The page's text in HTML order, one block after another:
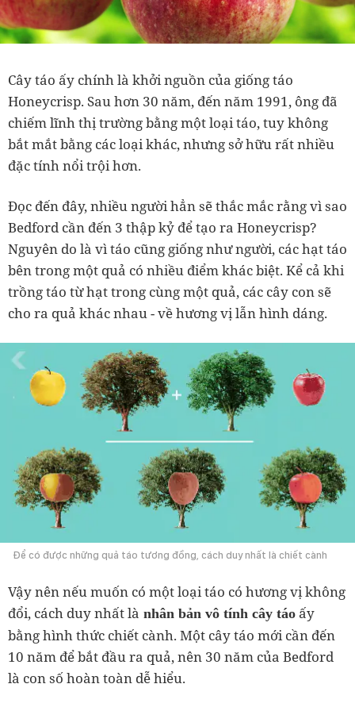
Cây táo ấy chính là khởi nguồn của giống táo
Honeycrisp. Sau hơn 30 năm, đến năm 1991, ông đã
chiếm lĩnh thị trường bằng một loại táo, tuy không
bắt mắt bằng các loại khác, nhưng sở hữu rất nhiều
đặc tính nổi trội hơn.
Đọc đến đây, nhiều người hẳn sẽ thắc mắc rằng vì sao
Bedford cần đến 3 thập kỷ để tạo ra Honeycrisp?
Nguyên do là vì táo cũng giống như người, các hạt táo
bên trong một quả có nhiều điểm khác biệt. Kể cả khi
trồng táo từ hạt trong cùng một quả, các cây con sẽ
cho ra quả khác nhau - về hương vị lẫn hình dáng.
Để có được những quả táo tương đồng, cách duy nhất là chiết cành
Vậy nên nếu muốn có một loại táo có hương vị không
đổi, cách duy nhất là nhân bản vô tính cây táo ấy
bằng hình thức chiết cành. Một cây táo mới cần đến
10 năm để bắt đầu ra quả, nên 30 năm của Bedford
là con số hoàn toàn dễ hiểu.